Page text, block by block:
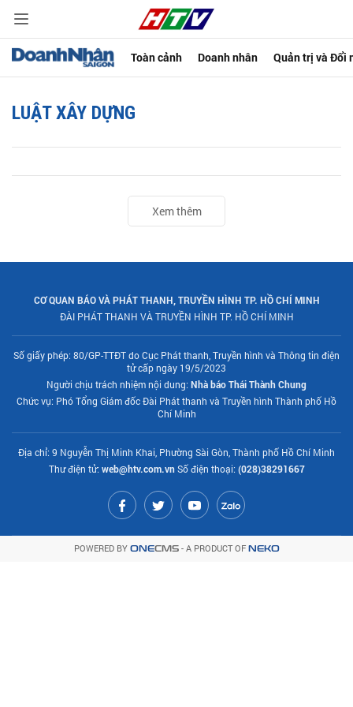
Toàn cảnh Doanh nhân Quản trị và Đổi
LUẬT XÂY DỰNG
Xem thêm
CƠ QUAN BÁO VÀ PHÁT THANH, TRUYỀN HÌNH TP. HỒ CHÍ MINH
ĐÀI PHÁT THANH VÀ TRUYỀN HÌNH TP. HỒ CHÍ MINH
Số giấy phép: 80/GP-TTĐT do Cục Phát thanh, Truyền hình và Thông tin điện
tử cấp ngày 19/5/2023
Người chịu trách nhiệm nội dung: Nhà báo Thái Thành Chung
Chức vụ: Phó Tổng Giám đốc Đài Phát thanh và Truyền hình Thành phố Hồ
Chí Minh
Địa chỉ: 9 Nguyễn Thị Minh Khai, Phường Sài Gòn, Thành phố Hồ Chí Minh
Thư điện tử: web@htv.com.vnSố điện thoại: (028)38291667
POWERED BY ONECMS- A PRODUCT OF NEKO